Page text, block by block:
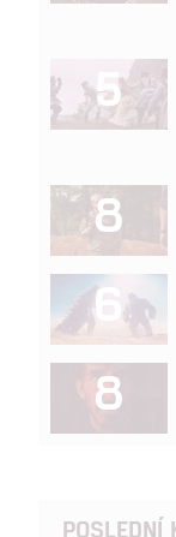
5
8
6
8
POSLEDNÍ